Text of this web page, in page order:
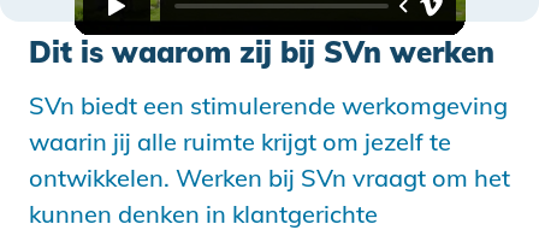
Dit is waarom zij bij SVn werken
SVn biedt een stimulerende werkomgeving
waarin jij alle ruimte krijgt om jezelf te
ontwikkelen. Werken bij SVn vraagt om het
kunnen denken in klantgerichte